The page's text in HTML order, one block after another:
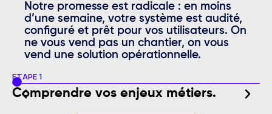
Notre promesse est radicale : en moins
d’une semaine, votre système est audité,
configuré et prêt pour vos utilisateurs. On
ne vous vend pas un chantier, on vous
vend une solution opérationnelle.
ÉTAPE 1
Comprendre vos enjeux métiers.